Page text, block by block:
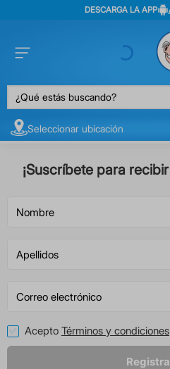
DESCARGA LA APP
¿Qué estás buscando?
Seleccionar ubicación
¡Suscríbete para
Acepto Términos y condiciones